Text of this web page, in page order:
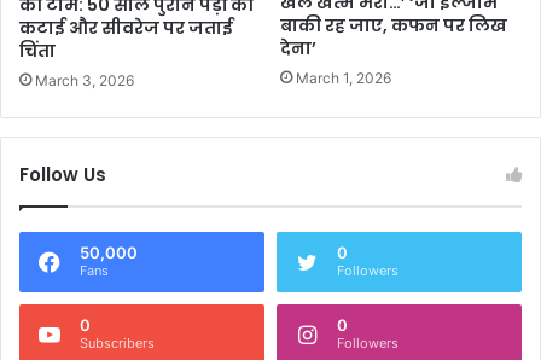
की टीम: 50 साल पुराने पेड़ों की
कटाई और सीवरेज पर जताई
चिंता
March 3, 2026
बाकी रह जाए, कफन पर लिख
देना’
March 1, 2026
Follow Us
50,000
Fans
0
Followers
0
Subscribers
0
Followers